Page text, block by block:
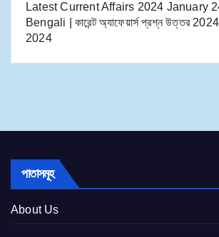
Latest Current Affairs 2024 January
Bengali | কারেন্ট অ্যাফেয়ার্স প্রশ্ন উত্তর 2024
2024
পাতাসমূহ
About Us